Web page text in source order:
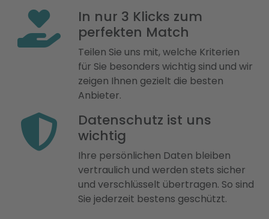
In nur 3 Klicks zum
perfekten Match
Teilen Sie uns mit, welche Kriterien
für Sie besonders wichtig sind und wir
zeigen Ihnen gezielt die besten
Anbieter.
Datenschutz ist uns
wichtig
Ihre persönlichen Daten bleiben
vertraulich und werden stets sicher
und verschlüsselt übertragen. So sind
Sie jederzeit bestens geschützt.